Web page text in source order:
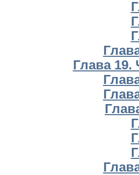
Глава 19.